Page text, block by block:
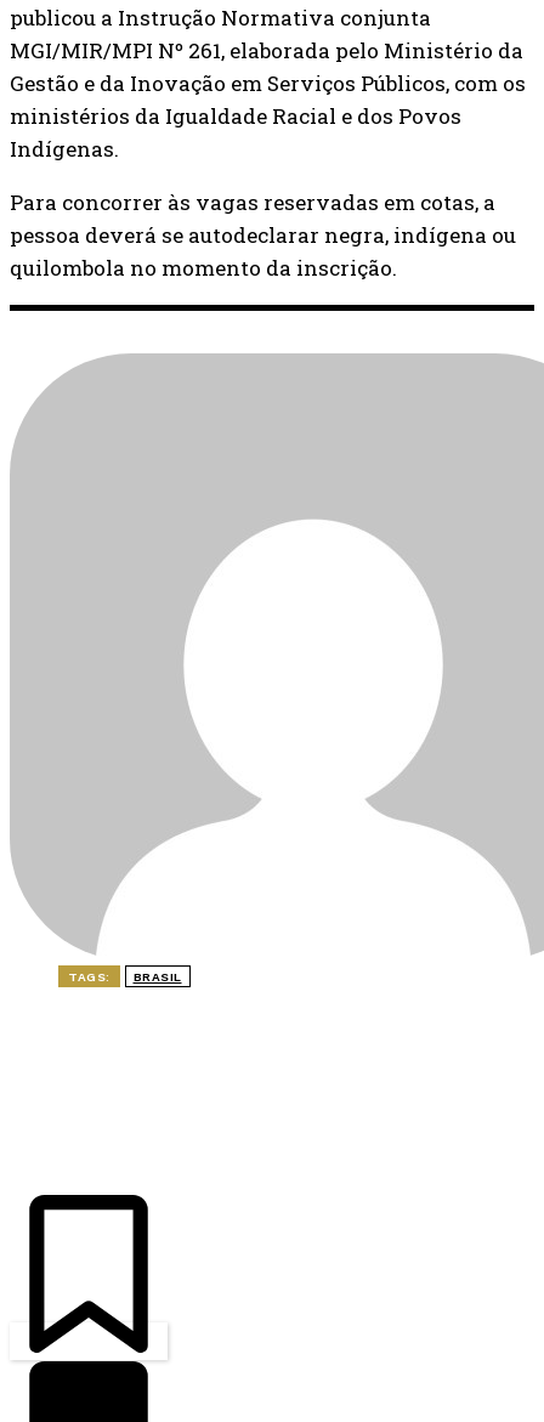
publicou a Instrução Normativa conjunta
MGI/MIR/MPI Nº 261, elaborada pelo Ministério da
Gestão e da Inovação em Serviços Públicos, com os
ministérios da Igualdade Racial e dos Povos
Indígenas.
Para concorrer às vagas reservadas em cotas, a
pessoa deverá se autodeclarar negra, indígena ou
quilombola no momento da inscrição.
TAGS: BRASIL